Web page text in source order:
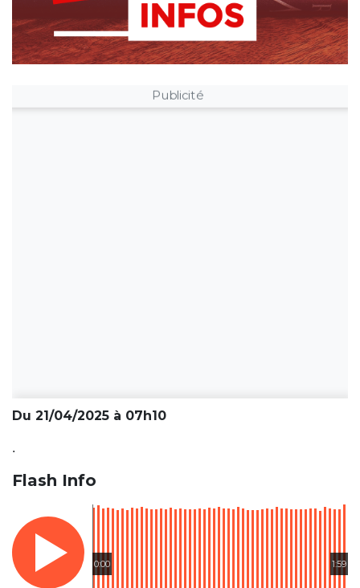
Publicité
Du 21/04/2025 à 07h10
.
Flash Info
0:00 1:59